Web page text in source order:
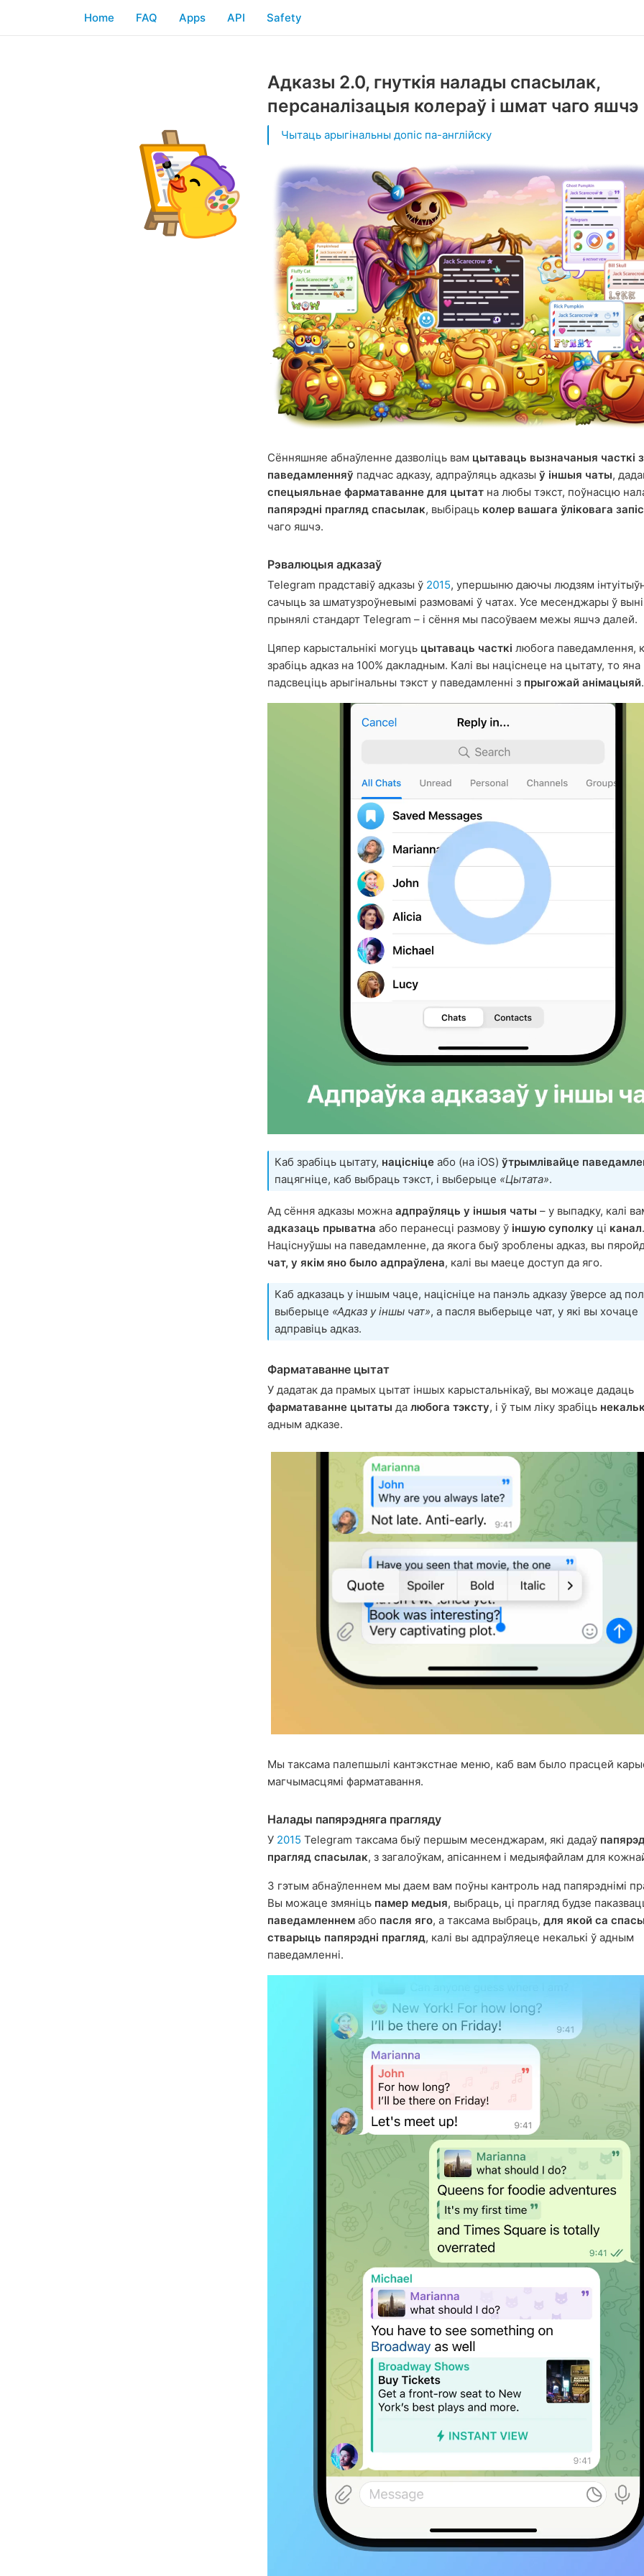
Home FAQ Apps API Safety
Адказы 2.0, гнуткія налады спасылак,
персаналізацыя колераў і шмат чаго яшчэ
Чытаць арыгінальны допіс па-англійску
Сённяшняе абнаўленне дазволіць вам цытаваць вызначаныя часткі з
паведамленняў падчас адказу, адпраўляць адказы ў іншыя чаты,
спецыяльнае фарматаванне для цытат на любы тэкст, поўнасцю
папярэдні прагляд спасылак, выбіраць колер вашага ўліковага
чаго яшчэ.
Рэвалюцыя адказаў
Telegram прадставіў адказы ў 2015, упершыню даючы людзям
сачыць за шматузроўневымі размовамі ў чатах. Усе месенджары ў
прынялі стандарт Telegram – і сёння мы пасоўваем межы яшчэ далей.
Цяпер карыстальнікі могуць цытаваць часткі любога паведамлення,
зрабіць адказ на 100% дакладным. Калі вы націснеце на цытату, то яна
падсвеціць арыгінальны тэкст у паведамленні з прыгожай анімацыяй.
Каб зрабіць цытату, націсніце або (на iOS) ўтрымлівайце
пацягніце, каб выбраць тэкст, і выберыце «Цытата».
Ад сёння адказы можна адпраўляць у іншыя чаты – у выпадку, калі
адказаць прыватна або перанесці размову ў іншую суполку ці канал.
Націснуўшы на паведамленне, да якога быў зроблены адказ, вы
чат, у якім яно было адпраўлена, калі вы маеце доступ да яго.
Каб адказаць у іншым чаце, націсніце на панэль адказу ўверсе ад
выберыце «Адказ у іншы чат», а пасля выберыце чат, у які вы хочаце
адправіць адказ.
Фарматаванне цытат
У дадатак да прамых цытат іншых карыстальнікаў, вы можаце дадаць
фарматаванне цытаты да любога тэксту, і ў тым ліку зрабіць
адным адказе.
Мы таксама палепшылі кантэкстнае меню, каб вам было прасцей
магчымасцямі фарматавання.
Налады папярэдняга прагляду
У 2015 Telegram таксама быў першым месенджарам, які дадаў
прагляд спасылак, з загалоўкам, апісаннем і медыяфайлам для
З гэтым абнаўленнем мы даем вам поўны кантроль над папярэднімі
Вы можаце змяніць памер медыя, выбраць, ці прагляд будзе
паведамленнем або пасля яго, а таксама выбраць, для якой са
стварыць папярэдні прагляд, калі вы адпраўляеце некалькі ў адным
паведамленні.